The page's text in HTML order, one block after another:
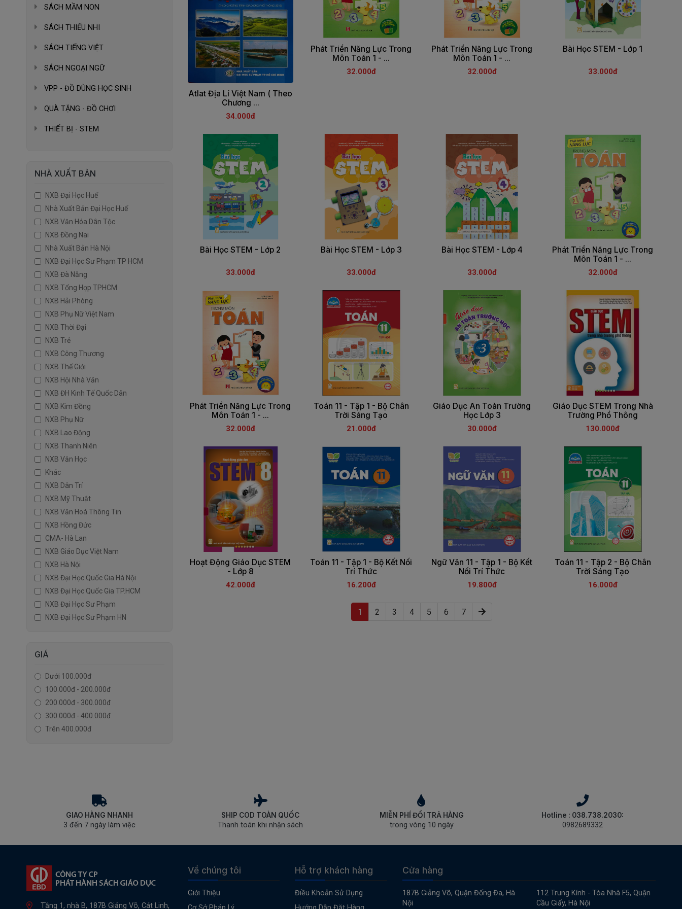
SÁCH MẦM NON
SÁCH THIẾU NHI
SÁCH TIẾNG VIỆT
SÁCH NGOẠI NGỮ
VPP - ĐỒ DÙNG HỌC SINH
QUÀ TẶNG - ĐỒ CHƠI
THIẾT BỊ - STEM
NHÀ XUẤT BẢN
NXB Đại Học Huế
Nhà Xuất Bản Đại Học Huế
NXB Văn Hóa Dân Tộc
NXB Đồng Nai
Nhà Xuất Bản Hà Nội
NXB Đại Học Sư Phạm TP HCM
NXB Đà Nẵng
NXB Tổng Hợp TPHCM
NXB Hải Phòng
NXB Phụ Nữ Việt Nam
NXB Thời Đại
NXB Trẻ
NXB Công Thương
NXB Thế Giới
NXB Hội Nhà Văn
NXB ĐH Kinh Tế Quốc Dân
NXB Kim Đồng
NXB Phụ Nữ
NXB Lao Động
NXB Thanh Niên
NXB Văn Học
Khác
NXB Dân Trí
NXB Mỹ Thuật
NXB Văn Hoá Thông Tin
NXB Hồng Đức
CMA- Hà Lan
NXB Giáo Dục Việt Nam
NXB Hà Nội
NXB Đại Học Quốc Gia Hà Nội
NXB Đại Học Quốc Gia TP.HCM
NXB Đại Học Sư Phạm
NXB Đại Học Sư Phạm HN
GIÁ
Dưới 100.000đ
100.000đ - 200.000đ
200.000đ - 300.000đ
300.000đ - 400.000đ
Trên 400.000đ
Atlat Địa Lí Việt Nam ( Theo
Chương ...
34.000đ
Phát Triển Năng Lực Trong
Môn Toán 1 - ...
32.000đ
Phát Triển Năng Lực Trong
Môn Toán 1 - ...
32.000đ
Bài Học STEM - Lớp 1
33.000đ
Bài Học STEM - Lớp 2
33.000đ
Bài Học STEM - Lớp 3
33.000đ
Bài Học STEM - Lớp 4
33.000đ
Phát Triển Năng Lực Trong
Môn Toán 1 - ...
32.000đ
Phát Triển Năng Lực Trong
Môn Toán 1 - ...
32.000đ
Toán 11 - Tập 1 - Bộ Chân
Trời Sáng Tạo
21.000đ
Giáo Dục An Toàn Trường
Học Lớp 3
30.000đ
Giáo Dục STEM Trong Nhà
Trường Phổ Thông
130.000đ
Hoạt Động Giáo Dục STEM
- Lớp 8
42.000đ
Toán 11 - Tập 1 - Bộ Kết Nối
Trí Thức
16.200đ
Ngữ Văn 11 - Tập 1 - Bộ Kết
Nối Trí Thức
19.800đ
Toán 11 - Tập 2 - Bộ Chân
Trời Sáng Tạo
16.000đ
1 (current)
2 3 4 5 6 7
GIAO HÀNG NHANH
3 đến 7 ngày làm việc
SHIP COD TOÀN QUỐC
Thanh toán khi nhận sách
MIỄN PHÍ ĐỔI TRẢ HÀNG
trong vòng 10 ngày
Hotline : 038.738.2030:
0982689332
Tầng 1, nhà B, 187B Giảng Võ, Cát Linh,
Về chúng tôi
Giới Thiệu
Hỗ trợ khách hàng
Điều Khoản Sử Dụng
Cửa hàng
187B Giảng Võ, Quận Đống Đa, Hà
Nội
112 Trung Kính - Tòa Nhà F5, Quận
Cầu Giấy, Hà Nội